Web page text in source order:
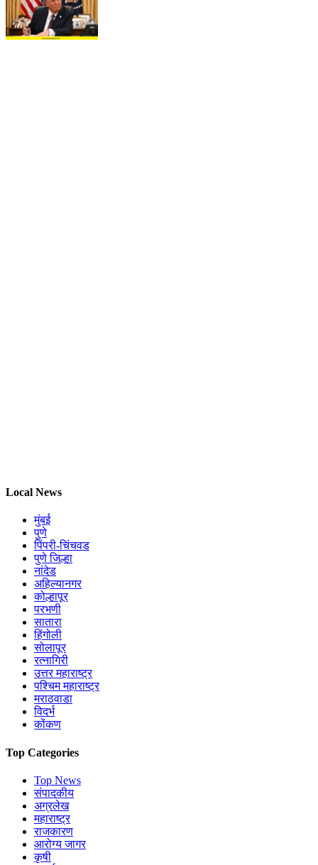
Local News
मुंबई
पुणे
पिंपरी-चिंचवड
पुणे जिल्हा
नांदेड
अहिल्यानगर
कोल्हापूर
परभणी
सातारा
हिंगोली
सोलापूर
रत्नागिरी
उत्तर महाराष्ट्र
पश्चिम महाराष्ट्र
मराठवाडा
विदर्भ
कोंकण
Top Categories
Top News
संपादकीय
अग्रलेख
महाराष्ट्र
राजकारण
आरोग्य जागर
कृषी